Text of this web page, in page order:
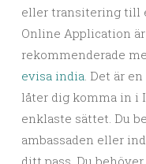
eller transitering till
Online Application
rekommenderade
evisa india. Det är
låter dig komma in i
enklaste sättet. Du
ambassaden eller
ditt pass. Du